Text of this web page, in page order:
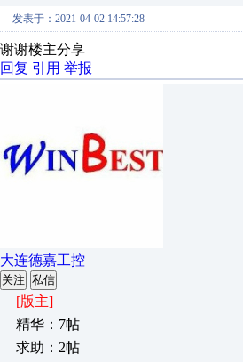
发表于：2021-04-02 14:57:28
谢谢楼主分享
回复 引用 举报
大连德嘉工控
关注 私信
[版主]
精华：7帖
求助：2帖